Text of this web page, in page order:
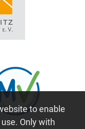
to enable
Only with